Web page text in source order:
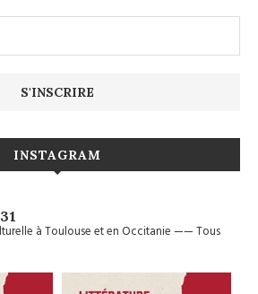
INSTAGRAM
à Toulouse et en Occitanie——Tous